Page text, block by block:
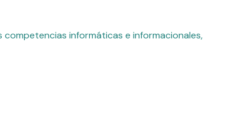
competencias informáticas e informacionales,